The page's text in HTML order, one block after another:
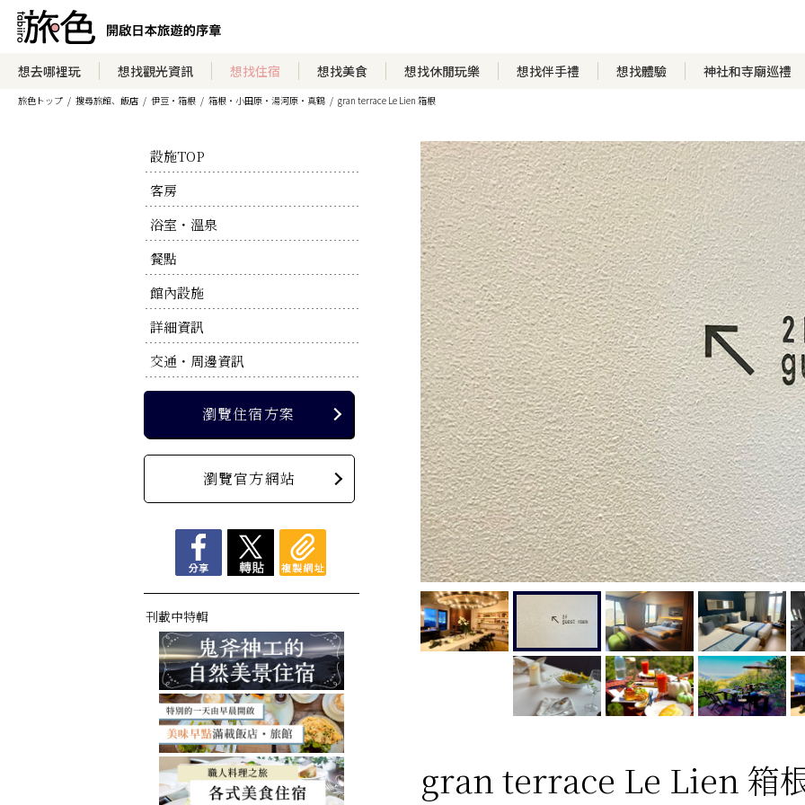
想去哪裡玩 想找觀光資訊 想找住宿 想找美食 想找休閒玩樂 想找伴手禮 想找體驗 神社和寺廟巡禮
旅色トップ 搜尋旅館、飯店 伊豆・箱根 箱根・小田原・湯河原・真鶴 gran terrace Le Lien 箱根
設施TOP
客房
浴室・溫泉
餐點
館內設施
詳細資訊
交通・周邊資訊
瀏覽住宿方案
瀏覽官方網站
刊載中特輯
瀏覽住宿方案
瀏覽官方網站
gran terrace Le Lien 箱